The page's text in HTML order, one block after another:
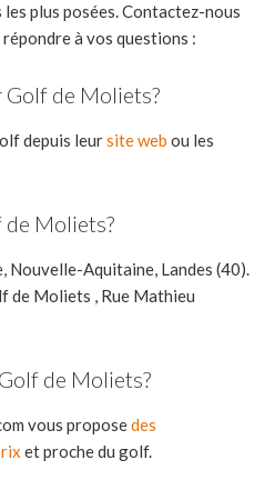
plus posées. Contactez-nous
à vos questions :
Golf de Moliets?
depuis leursite web ou les
de Moliets?
Nouvelle-Aquitaine, Landes (40).
de Moliets , Rue Mathieu
de Moliets?
vous proposedes
et proche du golf.